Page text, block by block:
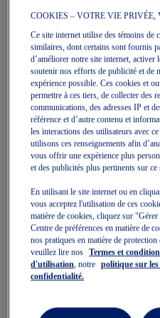
ROAD COMBINATION BRA
Bras De Femmes
54,99 $
70,00 $
Quickview
Vente
COOKIES – VOTRE VIE PRIVÉE,
Ce site internet utilise des témoins de
similaires, dont certains sont fournis
d’améliorer notre site internet, activer
soutenir nos efforts de publicité et de
expérience possible. Ces cookies et
permettre à ces tiers, de collecter des
communications, des adresses IP et
référence et d’autre contenu et
les interactions des utilisateurs avec
utilisons ces renseignements afin
vous offrir une expérience plus
et des publicités plus pertinents sur
En utilisant le site internet ou en
vous acceptez l'utilisation de ces
matière de cookies, cliquez sur
Centre de préférences en matière de
nos pratiques en matière de protection
veuillez lire nos
Termes et
d'utilisation, notre politique sur les
confidentialité.